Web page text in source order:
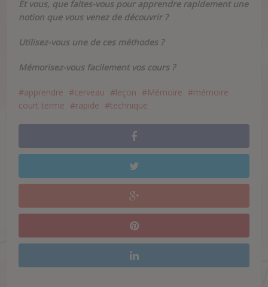
Et vous, que faites-vous pour apprendre rapidement une
notion que vous venez de découvrir ?
Utilisez-vous une de ces méthodes ?
Mémorisez-vous facilement vos cours ?
apprendre cerveau leçon Mémoire
mémoire
court terme
rapide technique